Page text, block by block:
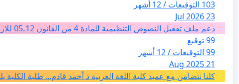
103 التوقيعات / 12 أشهر
23 Jul 2026
دعم ملف تفعيل النصوص التنظيمية للمادة 4 من القانون 12ـ05 للارشاد السياحي بالمغرب من اجل تغيير فئة الفضاءات الطبيعية الى فئة المدن والمدارات
99 توقيع
99 التوقيعات / 12 أشهر
21 Aug 2025
كلنا نتضامن مع عميد كلية اللغة العربية د أحمد قادم... طلبة